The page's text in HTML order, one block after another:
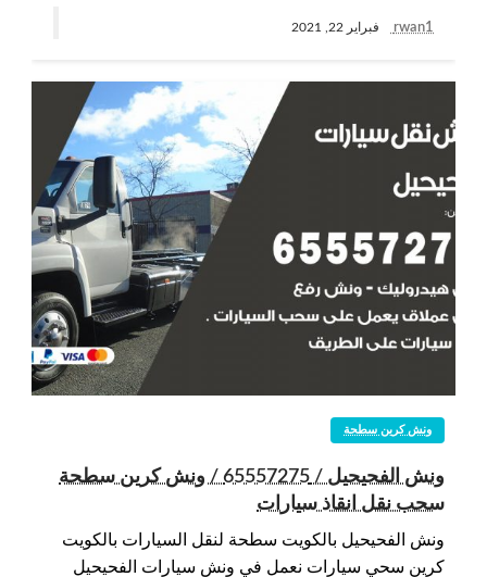
rwan1 فبراير 22, 2021
ونش كرين سطحة
ونش الفحيحيل / 65557275 / ونش كرين سطحة
سحب نقل انقاذ سيارات
ونش الفحيحيل بالكويت سطحة لنقل السيارات بالكويت
كرين سحي سيارات نعمل في ونش سيارات الفحيحيل